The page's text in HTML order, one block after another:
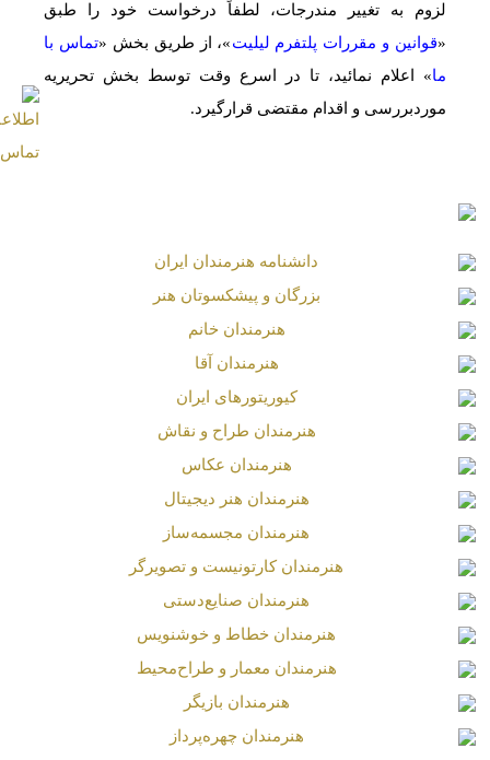
لزوم به تغییر مندرجات، لطفاً درخواست خود را طبق
«قوانین و مقررات پلتفرم لیلیت»، از طریق بخش «تماس با
ما» اعلام نمائید، تا در اسرع وقت توسط بخش تحریریه
موردبررسی و اقدام مقتضی قرارگیرد.